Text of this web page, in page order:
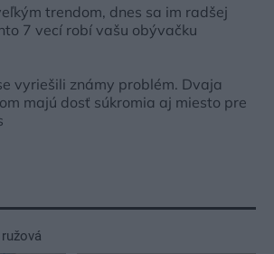
trendom, dnes sa im radšej
7 vecí robí vašu obývačku
vyriešili známy problém. Dvaja
majú dosť súkromia aj miesto pre
ružová